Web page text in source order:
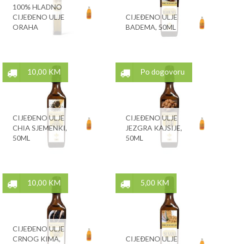
100% HLADNO
CIJEĐENO ULJE
ORAHA
CIJEĐENO ULJE
BADEMA, 50ML
10,00 KM
CIJEĐENO ULJE
CHIA SJEMENKI,
50ML
Po dogovoru
CIJEĐENO ULJE
JEZGRA KAJSIJE,
50ML
10,00 KM
CIJEĐENO ULJE
CRNOG KIMA,
5,00 KM
CIJEĐENO ULJE